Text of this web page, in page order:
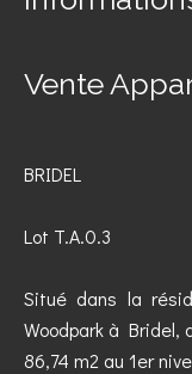
Vente
BRIDEL
Lot T.A.0.3
Situé dans la
Woodpark à Bridel,
86,74 m2 au 1er